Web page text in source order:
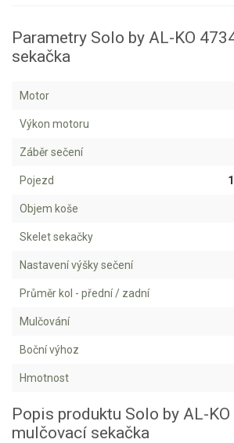
Vyvětvovací pily
AKU zahradní technika
Aku křovinořezy a vyžínače
Aku pily
Aku sekačky
Aku STIHL
Aku AL-KO
Štípačka na dřevo
VARI malotraktory
VARI multifunkční nosiče
Sněhové frézy
Parametry Solo by AL-KO
sekačka
Motor
Výkon motoru
Záběr sečení
Pojezd
Objem koše
Skelet sekačky
Nastavení výšky sečení
Průměr kol - přední / zadní
Mulčování
Boční výhoz
Hmotnost
Popis produktu Solo by AL-
mulčovací sekačka